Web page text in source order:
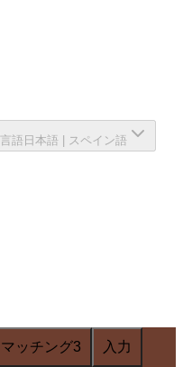
言語 日本語 スペイン語
マッチング3 入力